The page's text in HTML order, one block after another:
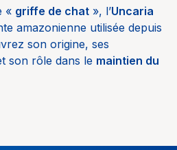
« griffe de chat », l’Uncaria
amazonienne utilisée depuis
son origine, ses
son rôle dans le maintien du